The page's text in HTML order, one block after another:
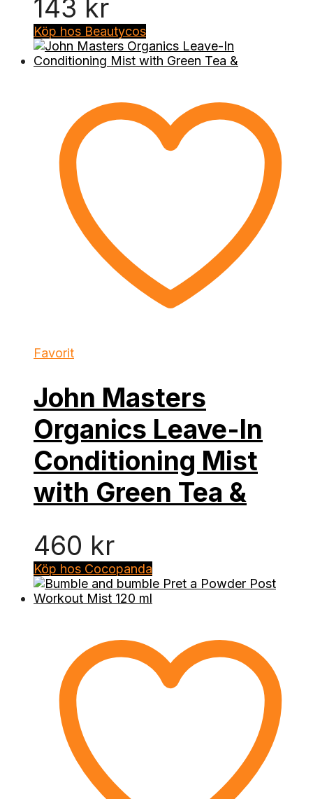
143 kr
Köp hos Beautycos
Favorit
John Masters
Organics Leave-In
Conditioning Mist
with Green Tea &
460 kr
Köp hos Cocopanda